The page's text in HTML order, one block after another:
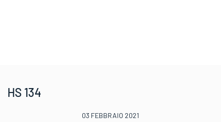
HS 134
03 FEBBRAIO 2021